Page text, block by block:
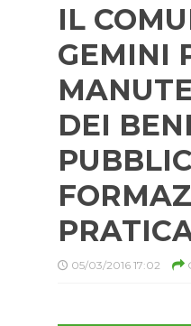
IL
GEMINI
DEI BENI
05/03/2016 17:02